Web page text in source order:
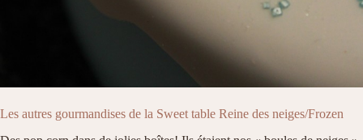
Les autres gourmandises de la Sweet table Reine des neiges/Frozen